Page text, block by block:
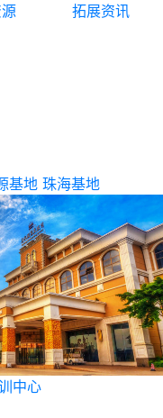
拓展资讯
基地 珠海基地
中心